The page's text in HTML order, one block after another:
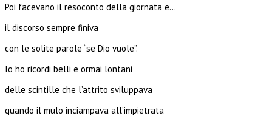
Poi facevano il resoconto della giornata e…
il discorso sempre finiva
con le solite parole “se Dio vuole”.
Io ho ricordi belli e ormai lontani
delle scintille che l’attrito sviluppava
quando il mulo inciampava all’impietrata